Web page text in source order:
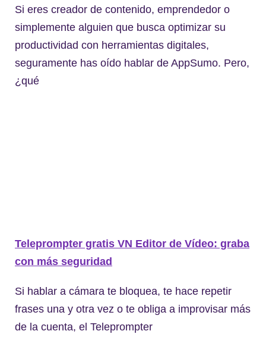
Si eres creador de contenido, emprendedor o
simplemente alguien que busca optimizar su
productividad con herramientas digitales,
seguramente has oído hablar de AppSumo. Pero,
¿qué
Teleprompter gratis VN Editor de Vídeo: graba
con más seguridad
Si hablar a cámara te bloquea, te hace repetir
frases una y otra vez o te obliga a improvisar más
de la cuenta, el Teleprompter